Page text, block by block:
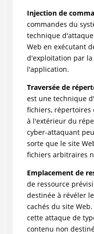
Injection de
commandes du
technique
Web en exécutant
d'exploitation par
l'application.
Traversée de
est une technique
fichiers, répertoires
à l'extérieur du
cyber-attaquant
sorte que le site
fichiers arbitraires
Emplacement de
de ressource
destinée à révéler
cachés du site
cette attaque de
contenu non